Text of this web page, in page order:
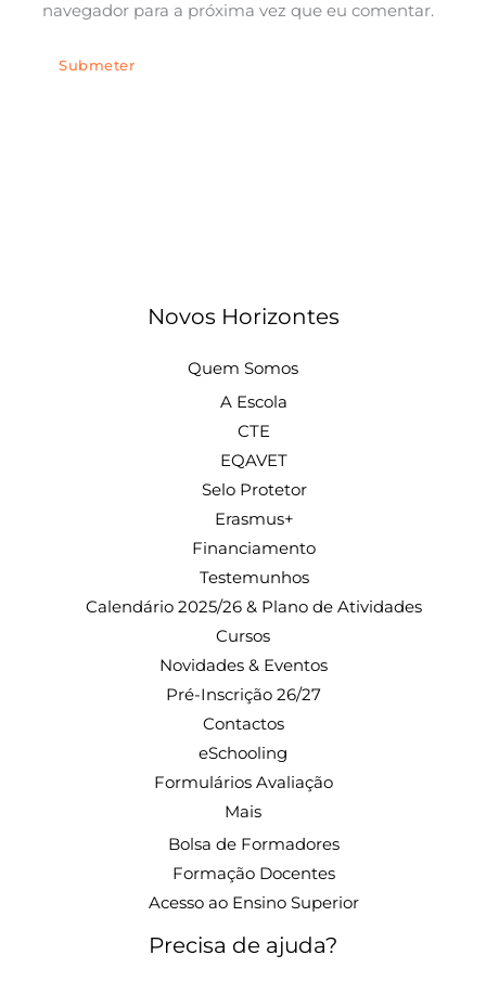
navegador para a próxima vez que eu comentar.
Novos Horizontes
Quem Somos
A Escola
CTE
EQAVET
Selo Protetor
Erasmus+
Financiamento
Testemunhos
Calendário 2025/26 & Plano de Atividades
Cursos
Novidades & Eventos
Pré-Inscrição 26/27
Contactos
eSchooling
Formulários Avaliação
Mais
Bolsa de Formadores
Formação Docentes
Acesso ao Ensino Superior
Precisa de ajuda?